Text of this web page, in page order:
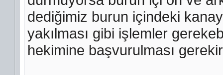
dediğimiz burun içindeki
yakılması gibi işlemler
hekimine başvurulması